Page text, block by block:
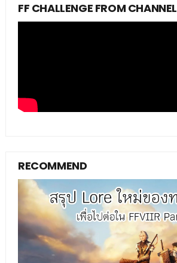
FF CHALLENGE FROM CHANNEL
RECOMMEND